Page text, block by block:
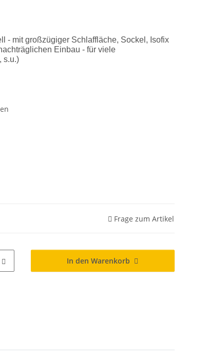
- mit großzügiger Schlaffläche, Sockel, Isofix
Einbau - für viele
s.u.)
Frage zum Artikel
In den Warenkorb